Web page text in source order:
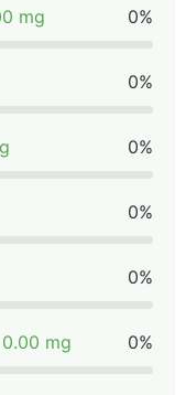
mg 0%
0%
0%
0%
0%
0.00 mg 0%